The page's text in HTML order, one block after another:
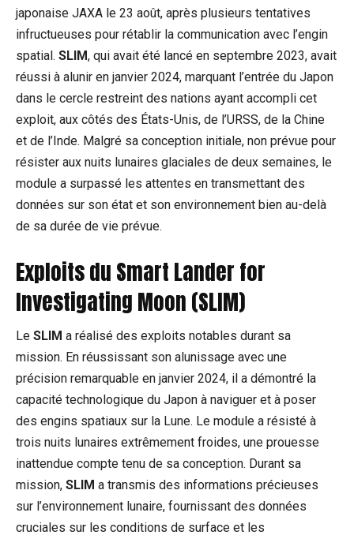
japonaise JAXA le 23 août, après plusieurs tentatives
infructueuses pour rétablir la communication avec l’engin
spatial. SLIM, qui avait été lancé en septembre 2023, avait
réussi à alunir en janvier 2024, marquant l’entrée du Japon
dans le cercle restreint des nations ayant accompli cet
exploit, aux côtés des États-Unis, de l’URSS, de la Chine
et de l’Inde. Malgré sa conception initiale, non prévue pour
résister aux nuits lunaires glaciales de deux semaines, le
module a surpassé les attentes en transmettant des
données sur son état et son environnement bien au-delà
de sa durée de vie prévue.
Exploits du Smart Lander for
Investigating Moon (SLIM)
Le SLIM a réalisé des exploits notables durant sa
mission. En réussissant son alunissage avec une
précision remarquable en janvier 2024, il a démontré la
capacité technologique du Japon à naviguer et à poser
des engins spatiaux sur la Lune. Le module a résisté à
trois nuits lunaires extrêmement froides, une prouesse
inattendue compte tenu de sa conception. Durant sa
mission, SLIM a transmis des informations précieuses
sur l’environnement lunaire, fournissant des données
cruciales sur les conditions de surface et les